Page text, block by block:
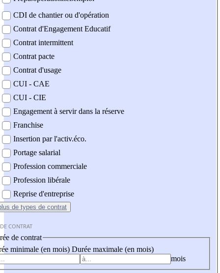
CDI de chantier ou d'opération
Contrat d'Engagement Educatif
Contrat intermittent
Contrat pacte
Contrat d'usage
CUI - CAE
CUI - CIE
Engagement à servir dans la réserve
Franchise
Insertion par l'activ.éco.
Portage salarial
Profession commerciale
Profession libérale
Reprise d'entreprise
de types de contrat
CONTRAT
de contrat
minimale (en mois) Durée maximale (en mois)
mois